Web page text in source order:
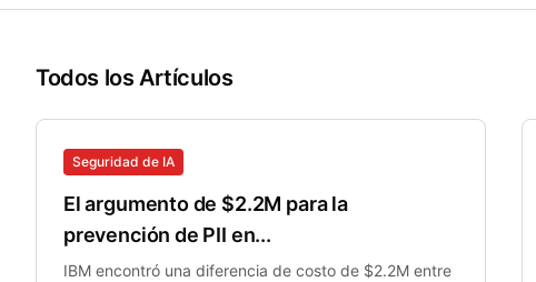
Todos los Artículos
Seguridad de IA
El argumento de $2.2M para la
prevención de PII en...
IBM encontró una diferencia de costo de $2.2M entre